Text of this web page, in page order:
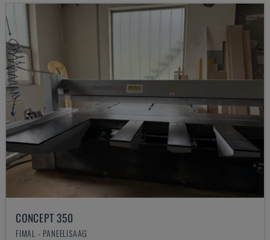
CONCEPT 350
FIMAL - PANEELISAAG